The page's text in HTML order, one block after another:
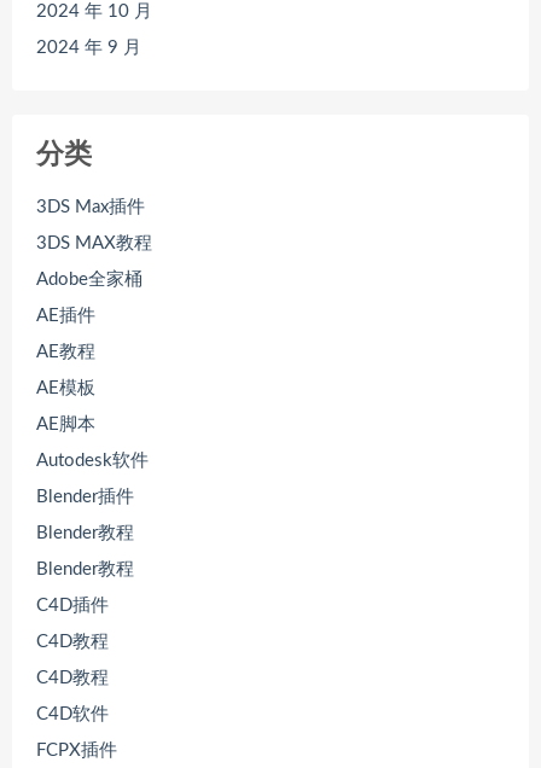
2024 年 10 月
2024 年 9 月
分类
3DS Max插件
3DS MAX教程
Adobe全家桶
AE插件
AE教程
AE模板
AE脚本
Autodesk软件
Blender插件
Blender教程
Blender教程
C4D插件
C4D教程
C4D教程
C4D软件
FCPX插件